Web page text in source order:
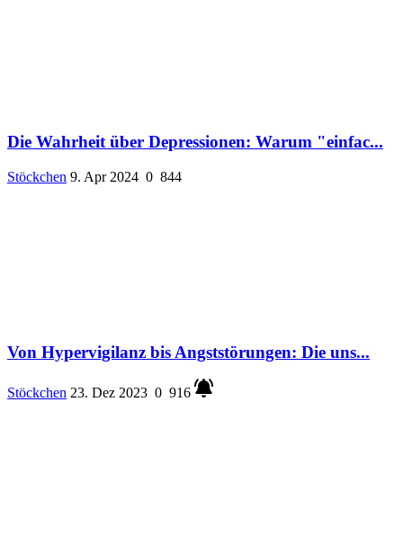
Die Wahrheit über Depressionen: Warum "einfac...
Stöckchen 9. Apr 2024 0 844
Von Hypervigilanz bis Angststörungen: Die uns...
Stöckchen 23. Dez 2023 0 916